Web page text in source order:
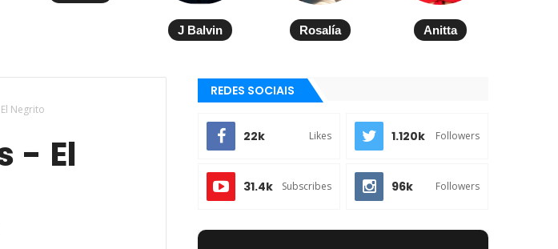
J Balvin Rosalía Anitta
Negrito
- El
REDES SOCIAIS
22k Likes 1.120k Followers
31.4k Subscribes 96k Followers